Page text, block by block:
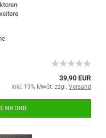
39,90 EUR
inkl. 19% MwSt. zzgl. Versand